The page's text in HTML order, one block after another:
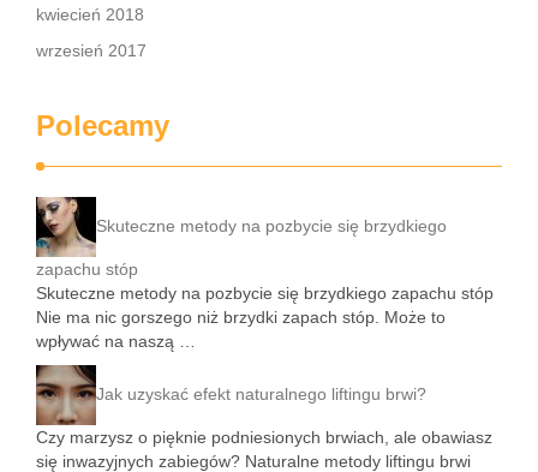
kwiecień 2018
wrzesień 2017
Polecamy
Skuteczne metody na pozbycie się brzydkiego
zapachu stóp
Skuteczne metody na pozbycie się brzydkiego zapachu stóp
Nie ma nic gorszego niż brzydki zapach stóp. Może to
wpływać na naszą …
Jak uzyskać efekt naturalnego liftingu brwi?
Czy marzysz o pięknie podniesionych brwiach, ale obawiasz
się inwazyjnych zabiegów? Naturalne metody liftingu brwi